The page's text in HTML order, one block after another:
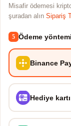
Misafir ödemesi
şuradan alın Sipariş
5 Ödeme yöntemi
Binance
Hediye kartı